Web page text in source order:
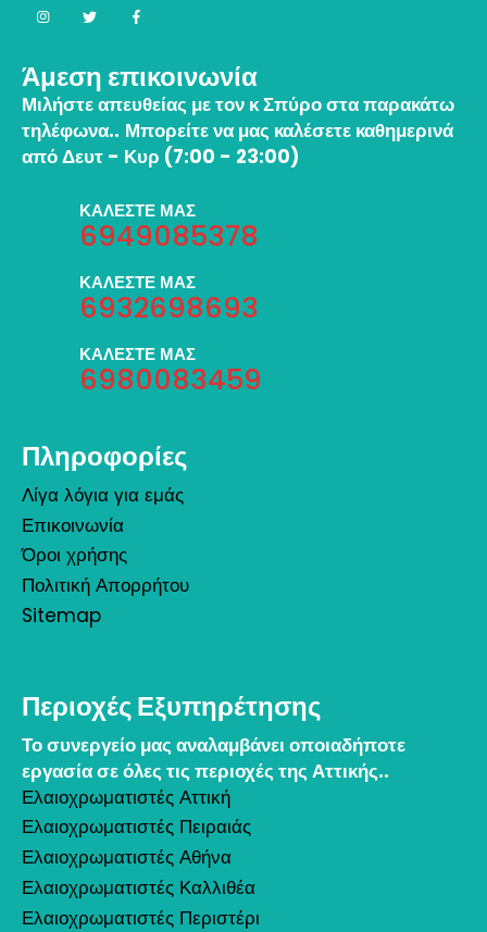
Άμεση επικοινωνία
Μιλήστε απευθείας με τον κ Σπύρο στα παρακάτω
τηλέφωνα.. Μπορείτε να μας καλέσετε καθημερινά
από Δευτ - Κυρ (7:00 - 23:00)
ΚΑΛΕΣΤΕ ΜΑΣ
6949085378
ΚΑΛΕΣΤΕ ΜΑΣ
6932698693
ΚΑΛΕΣΤΕ ΜΑΣ
6980083459
Πληροφορίες
Λίγα λόγια για εμάς
Επικοινωνία
Όροι χρήσης
Πολιτική Απορρήτου
Sitemap
Περιοχές Εξυπηρέτησης
Το συνεργείο μας αναλαμβάνει οποιαδήποτε
εργασία σε όλες τις περιοχές της Αττικής..
Ελαιοχρωματιστές Αττική
Ελαιοχρωματιστές Πειραιάς
Ελαιοχρωματιστές Αθήνα
Ελαιοχρωματιστές Καλλιθέα
Ελαιοχρωματιστές Περιστέρι